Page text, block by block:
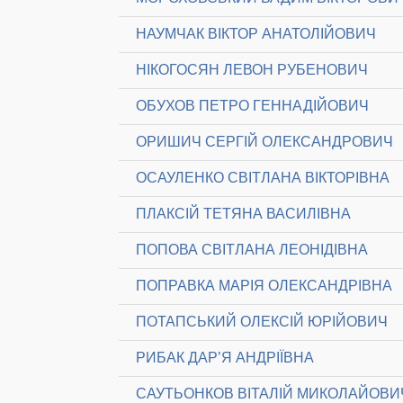
НАУМЧАК ВІКТОР АНАТОЛІЙОВИЧ
НІКОГОСЯН ЛЕВОН РУБЕНОВИЧ
ОБУХОВ ПЕТРО ГЕННАДІЙОВИЧ
ОРИШИЧ СЕРГІЙ ОЛЕКСАНДРОВИЧ
ОСАУЛЕНКО СВІТЛАНА ВІКТОРІВНА
ПЛАКСІЙ ТЕТЯНА ВАСИЛІВНА
ПОПОВА СВІТЛАНА ЛЕОНІДІВНА
ПОПРАВКА МАРІЯ ОЛЕКСАНДРІВНА
ПОТАПСЬКИЙ ОЛЕКСІЙ ЮРІЙОВИЧ
РИБАК ДАР’Я АНДРІЇВНА
САУТЬОНКОВ ВІТАЛІЙ